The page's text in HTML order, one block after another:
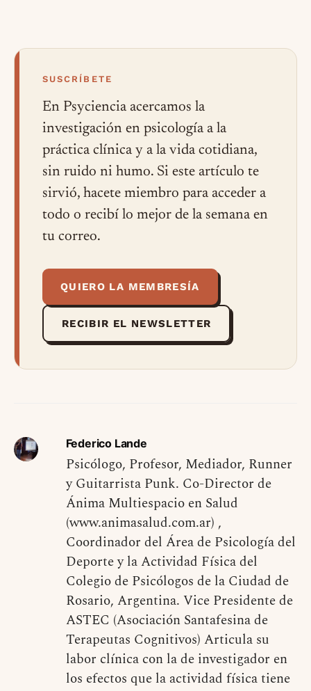
SUSCRÍBETE
En Psyciencia acercamos la
investigación en psicología a la
práctica clínica y a la vida cotidiana,
sin ruido ni humo. Si este artículo te
sirvió, hacete miembro para acceder a
todo o recibí lo mejor de la semana en
tu correo.
QUIERO LA MEMBRESÍA
RECIBIR EL NEWSLETTER
Federico Lande
Psicólogo, Profesor, Mediador, Runner
y Guitarrista Punk. Co-Director de
Ánima Multiespacio en Salud
(www.animasalud.com.ar) ,
Coordinador del Área de Psicología del
Deporte y la Actividad Física del
Colegio de Psicólogos de la Ciudad de
Rosario, Argentina. Vice Presidente de
ASTEC (Asociación Santafesina de
Terapeutas Cognitivos) Articula su
labor clínica con la de investigador en
los efectos que la actividad física tiene